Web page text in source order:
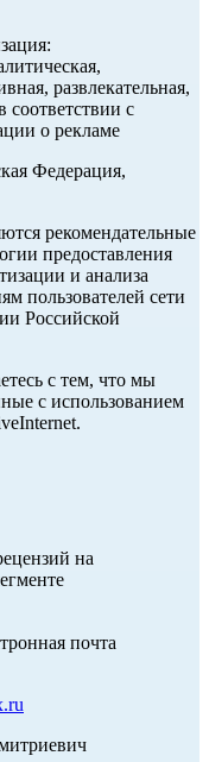
развлекательная,
соответствии с
о рекламе
Федерация,
рекомендательные
предоставления
и анализа
пользователей сети
Российской
с тем, что мы
с использованием
на
почта